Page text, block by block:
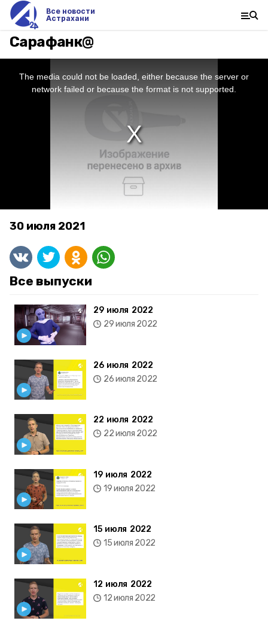
Все новости
Астрахани
Сарафанк@
The media could not be loaded, either because the server or
network failed or because the format is not supported.
30 июля 2021
Все выпуски
29 июля 2022
29 июля 2022
26 июля 2022
26 июля 2022
22 июля 2022
22 июля 2022
19 июля 2022
19 июля 2022
15 июля 2022
15 июля 2022
12 июля 2022
12 июля 2022